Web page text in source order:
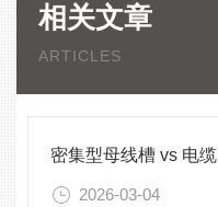
相关文章
ARTICLES
密集型母线槽 vs 电缆
2026-03-04